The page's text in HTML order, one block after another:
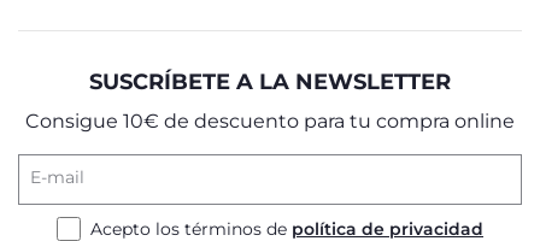
SUSCRÍBETE A LA NEWSLETTER
Consigue 10€ de descuento para tu compra online
E-mail
Acepto los términos de política de privacidad